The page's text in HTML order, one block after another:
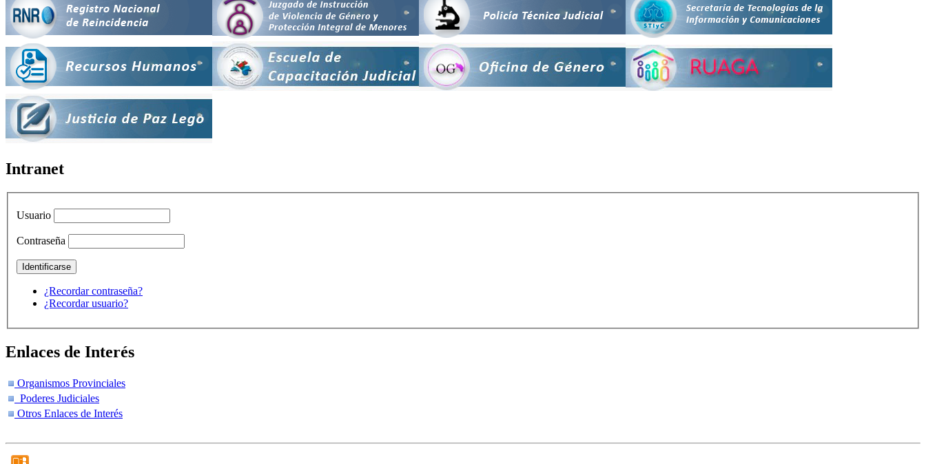
Intranet
Usuario
Contraseña
¿Recordar contraseña?
¿Recordar usuario?
Enlaces de Interés
Organismos Provinciales
Poderes Judiciales
Otros Enlaces de Interés